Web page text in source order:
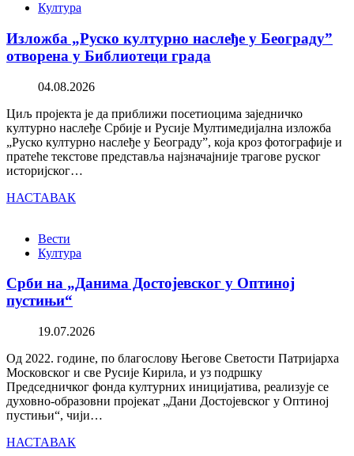
Култура
Изложба „Руско културно наслеђе у Београду”
отворена у Библиотеци града
04.08.2026
Циљ пројекта је да приближи посетиоцима заједничко
културно наслеђе Србије и Русије Мултимедијална изложба
„Руско културно наслеђе у Београду”, која кроз фотографије и
пратеће текстове представља најзначајније трагове руског
историјског…
НАСТАВАК
Вести
Култура
Срби на „Данима Достојевског у Оптиној
пустињи“
19.07.2026
Од 2022. године, по благослову Његове Светости Патријарха
Московског и све Русије Кирила, и уз подршку
Председничког фонда културних иницијатива, реализује се
духовно-образовни пројекат „Дани Достојевског у Оптиној
пустињи“, чији…
НАСТАВАК